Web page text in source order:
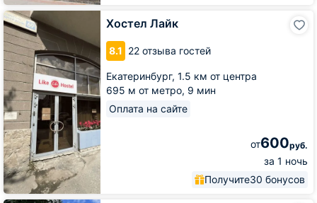
Хостел Лайк
8.1 22 отзыва гостей
Екатеринбург, 1.5 км от центра
695 м от метро, 9 мин
Оплата на сайте
от600руб.
за 1 ночь
Получите30 бонусов
Хостел
Лайк